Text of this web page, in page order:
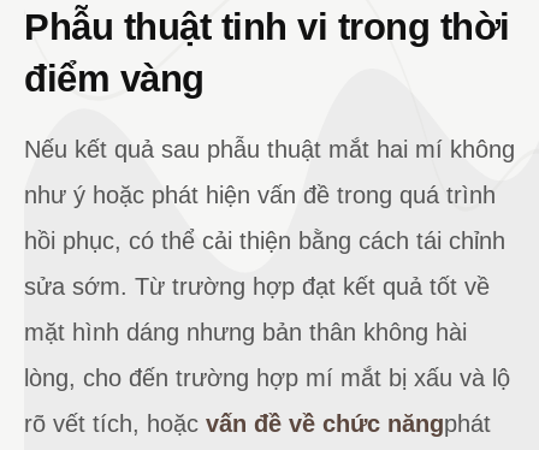
Phẫu thuật tinh vi trong thời
điểm vàng
Nếu kết quả sau phẫu thuật mắt hai mí không
như ý hoặc phát hiện vấn đề trong quá trình
hồi phục, có thể cải thiện bằng cách tái chỉnh
sửa sớm. Từ trường hợp đạt kết quả tốt về
mặt hình dáng nhưng bản thân không hài
lòng, cho đến trường hợp mí mắt bị xấu và lộ
rõ vết tích, hoặc vấn đề về chức năngphát